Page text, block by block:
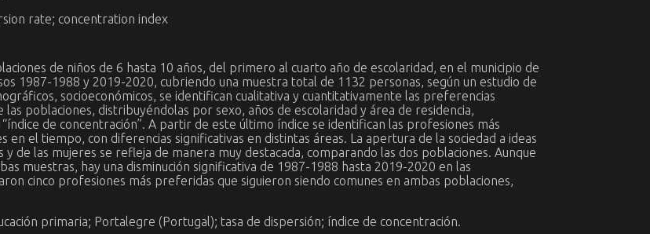
rate; concentration index
de niños de 6 hasta 10 años, del primero al cuarto año de escolaridad, en el municipio de
1987-1988 y 2019-2020, cubriendo una muestra total de 1132 personas, según un estudio de
socioeconómicos, se identifican cualitativa y cuantitativamente las preferencias
poblaciones, distribuyéndolas por sexo, años de escolaridad y área de residencia,
de concentración”. A partir de este último índice se identifican las profesiones más
el tiempo, con diferencias significativas en distintas áreas. La apertura de la sociedad a ideas
de las mujeres se refleja de manera muy destacada, comparando las dos poblaciones. Aunque
muestras, hay una disminución significativa de 1987-1988 hasta 2019-2020 en las
cinco profesiones más preferidas que siguieron siendo comunes en ambas poblaciones,
primaria; Portalegre (Portugal); tasa de dispersión; índice de concentración.